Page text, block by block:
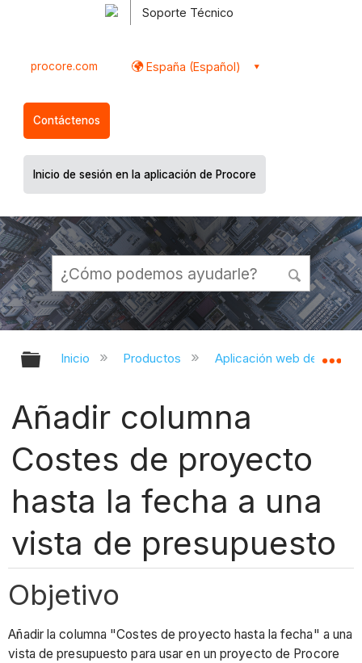
Soporte Técnico
procore.com España (Español)
Contáctenos
Inicio de sesión en la aplicación de Procore
Expandir/contraer jerarquía global
Inicio Productos Aplicación web de
Añadir columna
Costes de proyecto
hasta la fecha a una
vista de presupuesto
Objetivo
Añadir la columna "Costes de proyecto hasta la fecha" a una
vista de presupuesto para usar en un proyecto de Procore